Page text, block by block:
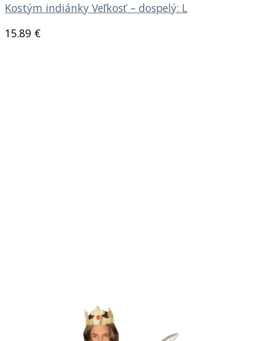
Kostým indiánky Veľkosť – dospelý: L
15.89 €